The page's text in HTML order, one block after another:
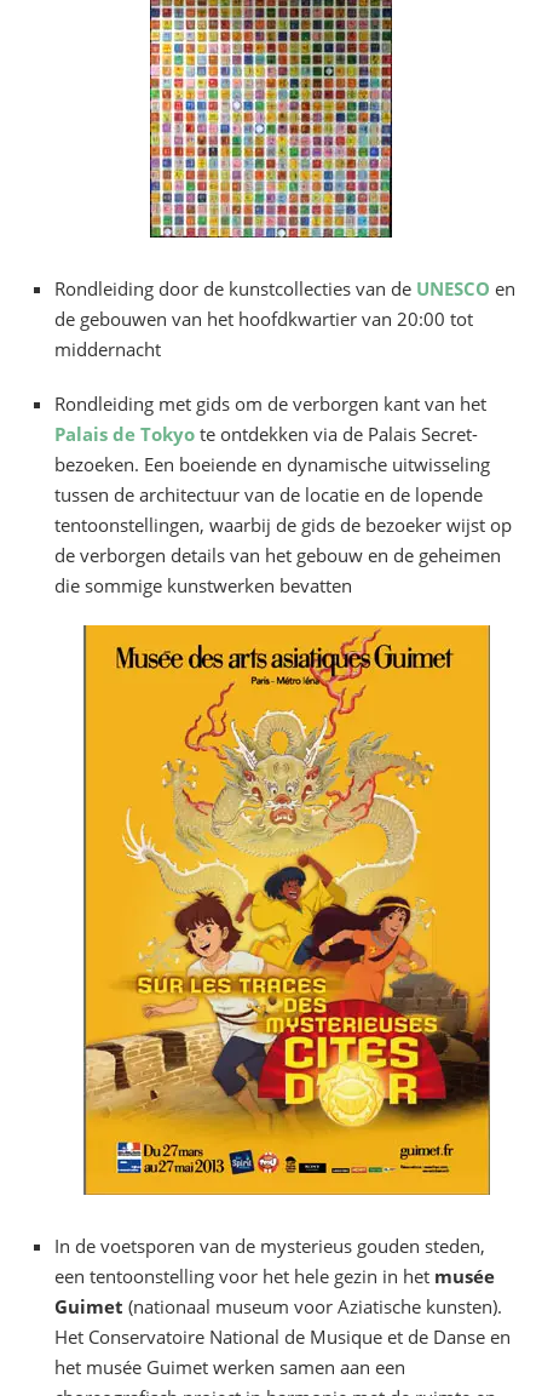
Rondleiding door de kunstcollecties van de UNESCO en
de gebouwen van het hoofdkwartier van 20:00 tot
middernacht
Rondleiding met gids om de verborgen kant van het
Palais de Tokyo te ontdekken via de Palais Secret-
bezoeken. Een boeiende en dynamische uitwisseling
tussen de architectuur van de locatie en de lopende
tentoonstellingen, waarbij de gids de bezoeker wijst op
de verborgen details van het gebouw en de geheimen
die sommige kunstwerken bevatten
In de voetsporen van de mysterieus gouden steden,
een tentoonstelling voor het hele gezin in het musée
Guimet (nationaal museum voor Aziatische kunsten).
Het Conservatoire National de Musique et de Danse en
het musée Guimet werken samen aan een